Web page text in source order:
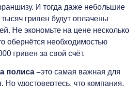
И тогда даже небольшие
гривен будут оплачены
Не экономьте на цене несколько
обернётся необходимостью
гривен за свой счёт.
полиса –это самая важная для
Но удостовертесь, что компания,